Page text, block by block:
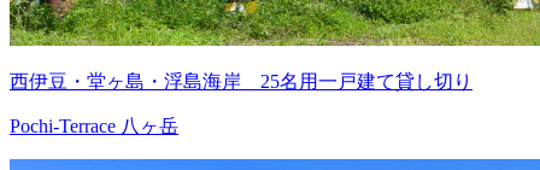
西伊豆・堂ヶ島・浮島海岸 25名用一戸建て貸し切り
Pochi-Terrace 八ヶ岳